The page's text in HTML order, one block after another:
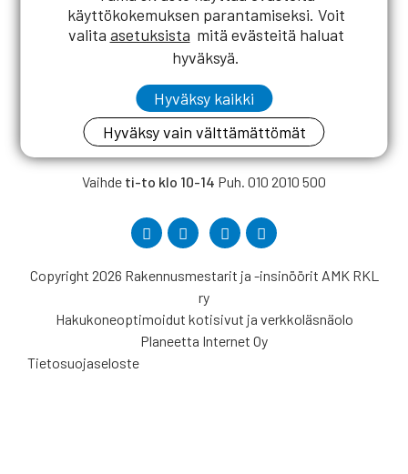
Rakennusmestarit ja -insinöörit AMK RKL ry
Rahakamarinportti 3 B, 00240 Helsinki
Vaihde ti-to klo 10-14 Puh. 010 2010 500
Copyright 2026 Rakennusmestarit ja -insinöörit AMK RKL
ry
Hakukoneoptimoidut kotisivut ja verkkoläsnäolo
Planeetta Internet Oy
Tietosuojaseloste
käyttökokemuksen parantamiseksi. Voit
valita asetuksista mitä evästeitä haluat
hyväksyä.
Hyväksy kaikki
Hyväksy vain välttämättömät